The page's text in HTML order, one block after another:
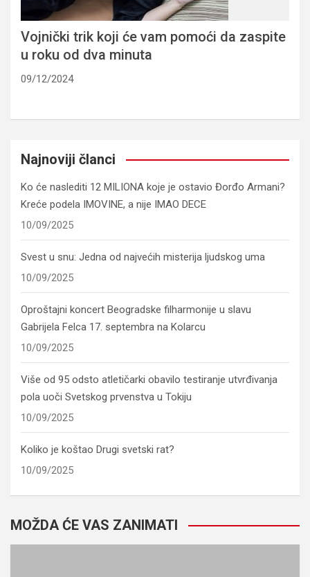
Vojnički trik koji će vam pomoći da zaspite
u roku od dva minuta
09/12/2024
Najnoviji članci
Ko će naslediti 12 MILIONA koje je ostavio Đorđo Armani?
Kreće podela IMOVINE, a nije IMAO DECE
10/09/2025
Svest u snu: Jedna od najvećih misterija ljudskog uma
10/09/2025
Oproštajni koncert Beogradske filharmonije u slavu
Gabrijela Felca 17. septembra na Kolarcu
10/09/2025
Više od 95 odsto atletičarki obavilo testiranje utvrđivanja
pola uoči Svetskog prvenstva u Tokiju
10/09/2025
Koliko je koštao Drugi svetski rat?
10/09/2025
MOŽDA ĆE VAS ZANIMATI